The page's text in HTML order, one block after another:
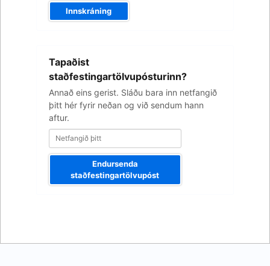
Innskráning
Tapaðist
staðfestingartölvupósturinn?
Annað eins gerist. Sláðu bara inn netfangið
þitt hér fyrir neðan og við sendum hann
aftur.
Endursenda
staðfestingartölvupóst